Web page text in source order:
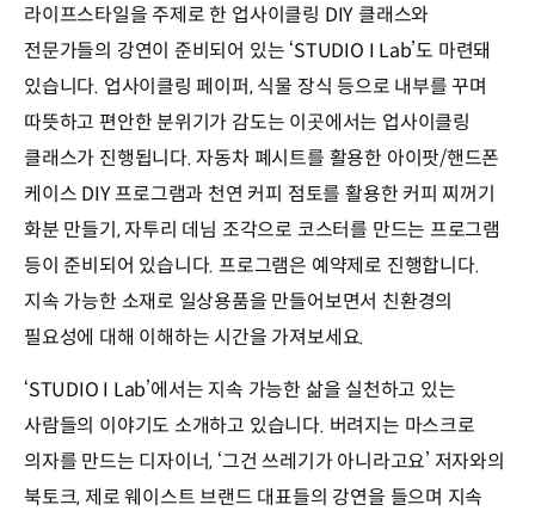
라이프스타일을 주제로 한 업사이클링 DIY 클래스와
전문가들의 강연이 준비되어 있는 ‘STUDIO I Lab’도 마련돼
있습니다. 업사이클링 페이퍼, 식물 장식 등으로 내부를 꾸며
따뜻하고 편안한 분위기가 감도는 이곳에서는 업사이클링
클래스가 진행됩니다. 자동차 폐시트를 활용한 아이팟/핸드폰
케이스 DIY 프로그램과 천연 커피 점토를 활용한 커피 찌꺼기
화분 만들기, 자투리 데님 조각으로 코스터를 만드는 프로그램
등이 준비되어 있습니다. 프로그램은 예약제로 진행합니다.
지속 가능한 소재로 일상용품을 만들어보면서 친환경의
필요성에 대해 이해하는 시간을 가져보세요.
‘STUDIO I Lab’에서는 지속 가능한 삶을 실천하고 있는
사람들의 이야기도 소개하고 있습니다. 버려지는 마스크로
의자를 만드는 디자이너, ‘그건 쓰레기가 아니라고요’ 저자와의
북토크, 제로 웨이스트 브랜드 대표들의 강연을 들으며 지속